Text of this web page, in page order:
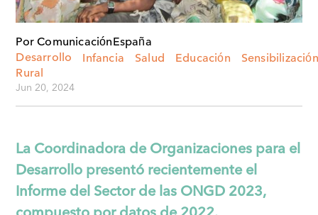
Por Comunicación España
Desarrollo
Rural
Infancia Salud Educación Sensibilización
Jun 20, 2024
La Coordinadora de Organizaciones para el
Desarrollo presentó recientemente el
Informe del Sector de las ONGD 2023,